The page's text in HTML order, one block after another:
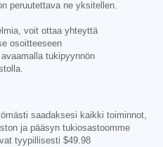
peruutettava ne yksitellen.
voit ottaa yhteyttä
osoitteeseen
tukipyynnön
saadaksesi kaikki toiminnot,
ja pääsyn tukiosastoomme
tyypillisesti $49.98